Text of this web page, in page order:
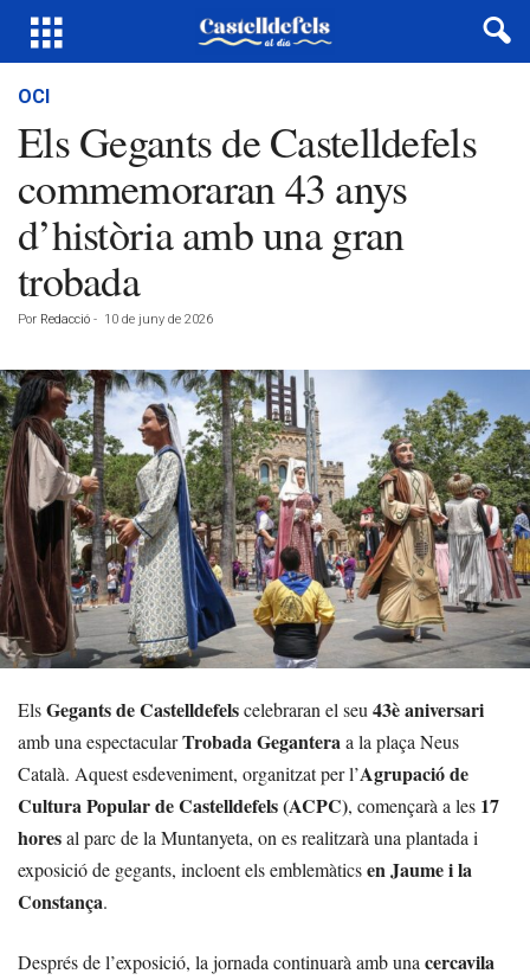
OCI
Els Gegants de Castelldefels
commemoraran 43 anys
d’història amb una gran
trobada
Por Redacció - 10 de juny de 2026
ElsGegants de Castelldefelscelebraran el seu 43è aniversari
amb una espectacularTrobada Geganteraa la plaça Neus
Català. Aquest esdeveniment, organitzat per l’Agrupació de
Cultura Popular de Castelldefels (ACPC), començarà a les 17
horesal parc de la Muntanyeta, on es realitzarà una plantada i
exposició de gegants, incloent els emblemàticsen Jaume i la
Constança.
Després de l’exposició, la jornada continuarà amb una cercavila